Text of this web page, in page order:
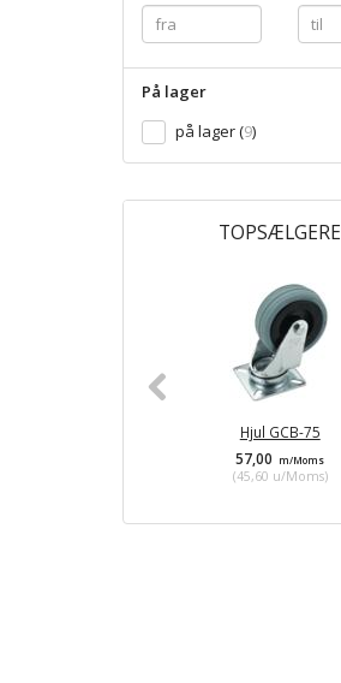
På lager
på lager(9)
TOPSÆLGERE
Hjul GCB-75
57,00
m/Moms
(45,60 u/Moms)